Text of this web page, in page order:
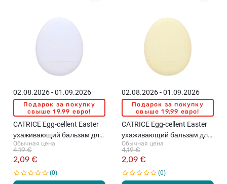
02.08.2026 - 01.09.2026
Подарок за покупку
свыше 19,99 евро!
CATRICE Egg-cellent Easter
ухаживающий бальзам для
губ, C02 Blueberry Sugar
Pop, 5г
Обычная цена
2,09 €
4,19 €
0
02.08.2026 - 01.09.2026
Подарок за покупку
свыше 19,99 евро!
CATRICE Egg-cellent Easter
ухаживающий бальзам для
губ, C03 Honeymelon Sugar
Pop, 5г
Обычная цена
2,09 €
4,19 €
0